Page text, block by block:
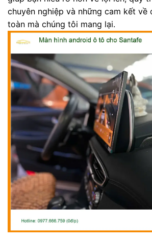
chuyên nghiệp và những cam kết về
toàn mà chúng tôi mang lại.